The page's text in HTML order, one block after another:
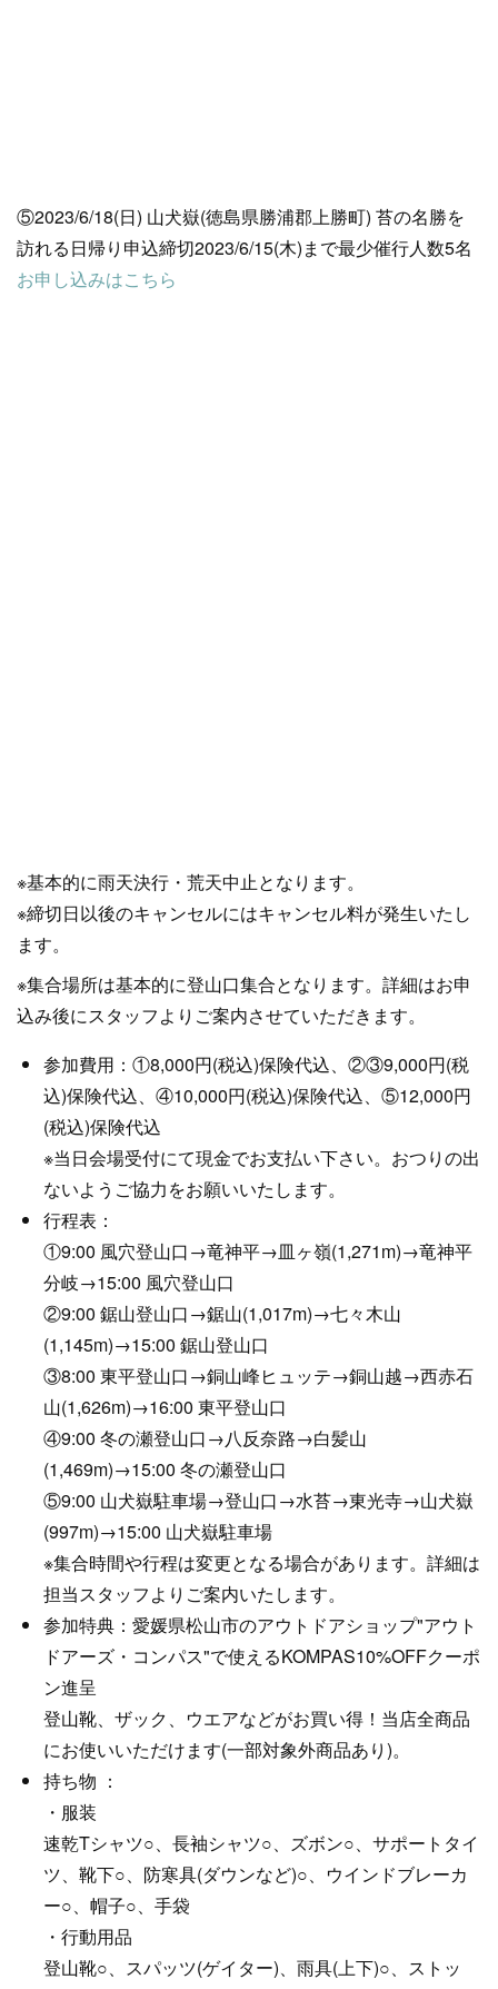
⑤2023/6/18(日) 山犬嶽(徳島県勝浦郡上勝町) 苔の名勝を
訪れる日帰り申込締切2023/6/15(木)まで最少催行人数5名
お申し込みはこちら
※基本的に雨天決行・荒天中止となります。
※締切日以後のキャンセルにはキャンセル料が発生いたし
ます。
※集合場所は基本的に登山口集合となります。詳細はお申
込み後にスタッフよりご案内させていただきます。
参加費用：①8,000円(税込)保険代込、②③9,000円(税
込)保険代込、④10,000円(税込)保険代込、⑤12,000円
(税込)保険代込
※当日会場受付にて現金でお支払い下さい。おつりの出
ないようご協力をお願いいたします。
行程表：
①9:00 風穴登山口→竜神平→皿ヶ嶺(1,271m)→竜神平
分岐→15:00 風穴登山口
②9:00 鋸山登山口→鋸山(1,017m)→七々木山
(1,145m)→15:00 鋸山登山口
③8:00 東平登山口→銅山峰ヒュッテ→銅山越→西赤石
山(1,626m)→16:00 東平登山口
④9:00 冬の瀬登山口→八反奈路→白髪山
(1,469m)→15:00 冬の瀬登山口
⑤9:00 山犬嶽駐車場→登山口→水苔→東光寺→山犬嶽
(997m)→15:00 山犬嶽駐車場
※集合時間や行程は変更となる場合があります。詳細は
担当スタッフよりご案内いたします。
参加特典：愛媛県松山市のアウトドアショップ"アウト
ドアーズ・コンパス"で使えるKOMPAS10%OFFクーポ
ン進呈
登山靴、ザック、ウエアなどがお買い得！当店全商品
にお使いいただけます(一部対象外商品あり)。
持ち物 ：
・服装
速乾Tシャツ○、長袖シャツ○、ズボン○、サポートタイ
ツ、靴下○、防寒具(ダウンなど)○、ウインドブレーカ
ー○、帽子○、手袋
・行動用品
登山靴○、スパッツ(ゲイター)、雨具(上下)○、ストッ